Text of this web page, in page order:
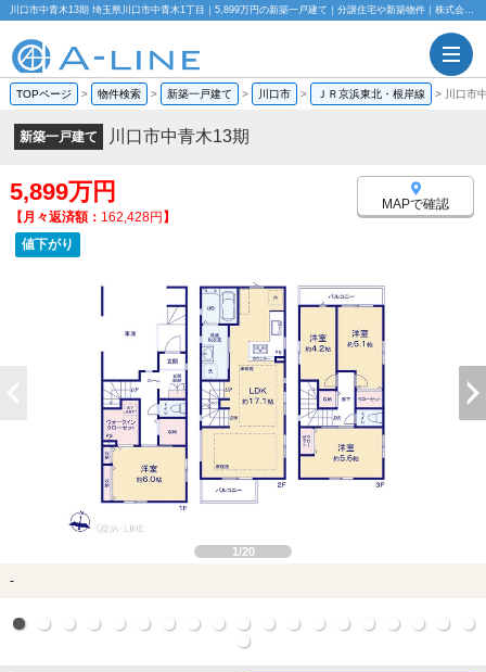
川口市中青木13期 埼玉県川口市中青木1丁目｜5,899万円の新築一戸建て｜分譲住宅や新築物件｜株式会社A-LINE
TOPページ > 物件検索 > 新築一戸建て > 川口市 > ＪＲ京浜東北・根岸線 > 川口市
新築一戸建て 川口市中青木13期
5,899万円
【月々返済額： 162,428円】
値下がり
MAPで確認
1/20
-